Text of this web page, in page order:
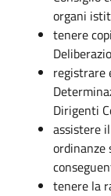
organi
tenere
registrare
Dirigenti
assistere
ordinanze
tenere la